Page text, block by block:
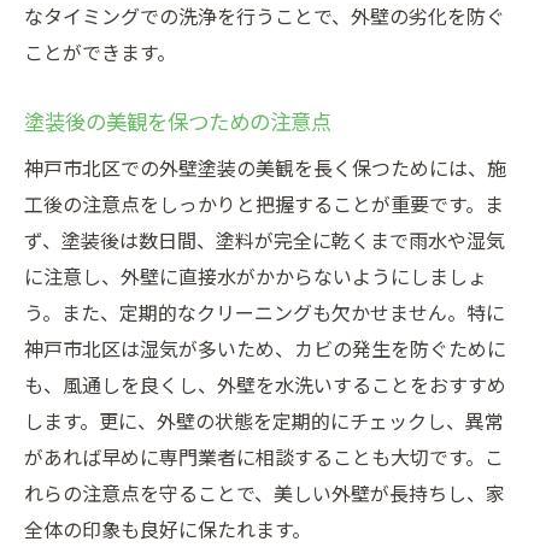
なタイミングでの洗浄を行うことで、外壁の劣化を防ぐ
ことができます。
塗装後の美観を保つための注意点
神戸市北区での外壁塗装の美観を長く保つためには、施
工後の注意点をしっかりと把握することが重要です。ま
ず、塗装後は数日間、塗料が完全に乾くまで雨水や湿気
に注意し、外壁に直接水がかからないようにしましょ
う。また、定期的なクリーニングも欠かせません。特に
神戸市北区は湿気が多いため、カビの発生を防ぐために
も、風通しを良くし、外壁を水洗いすることをおすすめ
します。更に、外壁の状態を定期的にチェックし、異常
があれば早めに専門業者に相談することも大切です。こ
れらの注意点を守ることで、美しい外壁が長持ちし、家
全体の印象も良好に保たれます。